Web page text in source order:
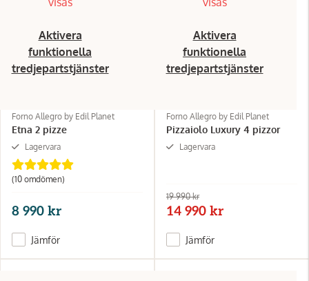
Aktivera
funktionella
tredjepartstjänster
Forno Allegro by Edil Planet
Etna 2 pizze
Lagervara
(10 omdömen)
8 990 kr
Jämför
Aktivera
funktionella
tredjepartstjänster
Forno Allegro by Edil Planet
Pizzaiolo Luxury 4 pizzor
Lagervara
19 990 kr
14 990 kr
Jämför